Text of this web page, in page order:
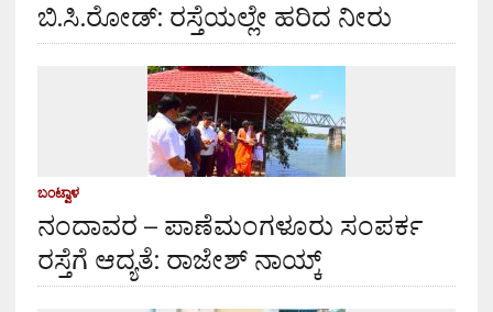
ಬಿ.ಸಿ.ರೋಡ್: ರಸ್ತೆಯಲ್ಲೇ ಹರಿದ ನೀರು
ಬಂಟ್ವಾಳ
ನಂದಾವರ – ಪಾಣೆಮಂಗಳೂರು ಸಂಪರ್ಕ
ರಸ್ತೆಗೆ ಆದ್ಯತೆ: ರಾಜೇಶ್ ನಾಯ್ಕ್